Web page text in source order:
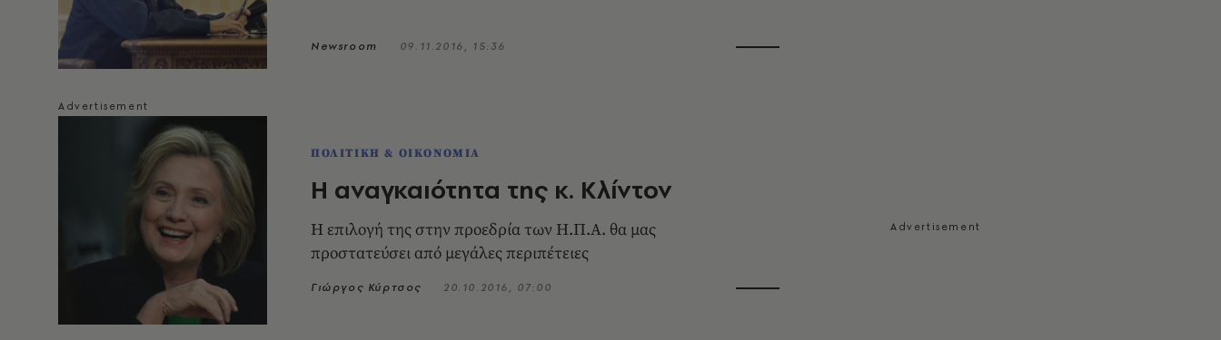
Newsroom 09.11.2016, 15:36
ΠΟΛΙΤΙΚΗ & ΟΙΚΟΝΟΜΙΑ
Η αναγκαιότητα της κ. Κλίντον
Η επιλογή της στην προεδρία των Η.Π.Α. θα μας
προστατεύσει από μεγάλες περιπέτειες
Γιώργος Κύρτσος 20.10.2016, 07:00